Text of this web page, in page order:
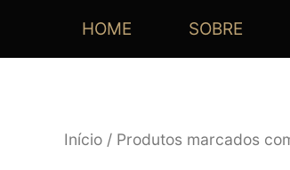
HOME SOBRE
Início / Produtos marcados